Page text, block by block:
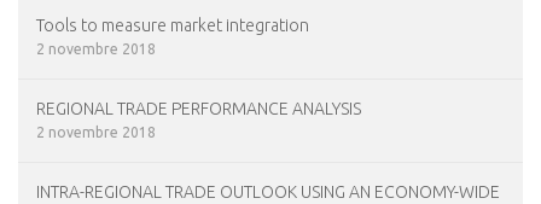
Tools to measure market integration
2 novembre 2018
REGIONAL TRADE PERFORMANCE ANALYSIS
2 novembre 2018
INTRA-REGIONAL TRADE OUTLOOK USING AN ECONOMY-WIDE